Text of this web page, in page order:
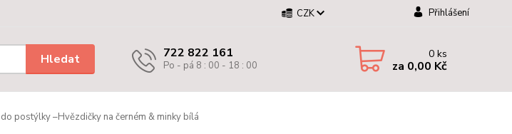
CZK Přihlášení
Hledat 722 822 161
Po - pá 8 : 00 - 18 : 00
0ks
za 0,00 Kč
postýlky –Hvězdičky na černém & minky bílá